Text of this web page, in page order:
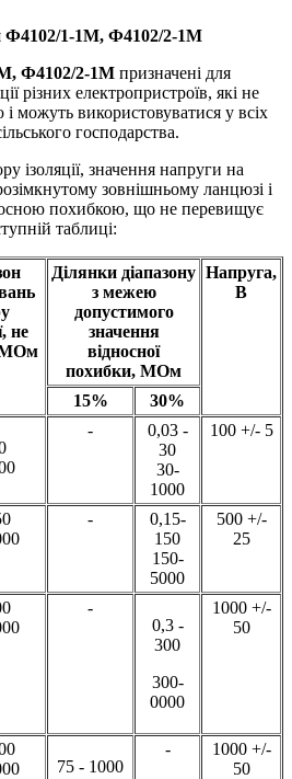
Ф4102/1-1М, Ф4102/2-1М
Ф4102/2-1М призначені для
різних електропристроїв, які не
і можуть використовуватися у всіх
господарства.
ізоляції, значення напруги на
зовнішньому ланцюзі і
похибкою, що не перевищує
таблиці:
не
МОм
Ділянки діапазону
з межею
допустимого
значення
відносної
похибки, МОм
Напруга,
В
15%
30%
-
0,03 -
30
30-
1000
100 +/- 5
-
0,15-
150
150-
5000
500 +/-
25
-
0,3 -
300
300-
0000
1000 +/-
50
75 - 1000
-
1000 +/-
50